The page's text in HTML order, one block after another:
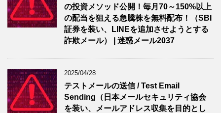
の投資メソッド公開！毎月70～150%以上
の配当を狙える急騰株を無料配布！（SBI
証券を装い、LINEを追加させようとする
詐欺メール） | 迷惑メール2037
2025/04/28
テストメールの送信 / Test Email
Sending（日本メールセキュリティ協会
を装い、メールアドレス収集を目的とし